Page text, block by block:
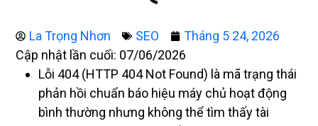
Cập nhật lần cuối: 07/06/2026
Lỗi 404 (HTTP 404 Not Found) là mã trạng thái
phản hồi chuẩn báo hiệu máy chủ hoạt động
bình thường nhưng không thể tìm thấy tài
nguyên người dùng yêu cầu.